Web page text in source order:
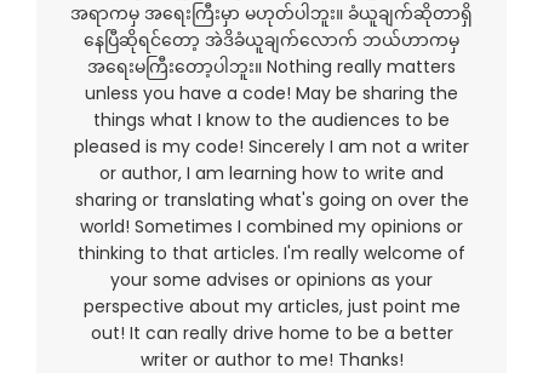
အရာကမှ အရေးကြီးမှာ မဟုတ်ပါဘူး။ ခံယူချက်ဆိုတာရှိ
နေပြီဆိုရင်တော့ အဲဒိခံယူချက်လောက် ဘယ်ဟာကမှ
အရေးမကြီးတော့ပါဘူး။ Nothing really matters
unless you have a code! May be sharing the
things what I know to the audiences to be
pleased is my code! Sincerely I am not a writer
or author, I am learning how to write and
sharing or translating what's going on over the
world! Sometimes I combined my opinions or
thinking to that articles. I'm really welcome of
your some advises or opinions as your
perspective about my articles, just point me
out! It can really drive home to be a better
writer or author to me! Thanks!